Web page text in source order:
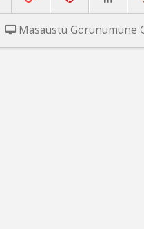
Masaüstü Görünümüne